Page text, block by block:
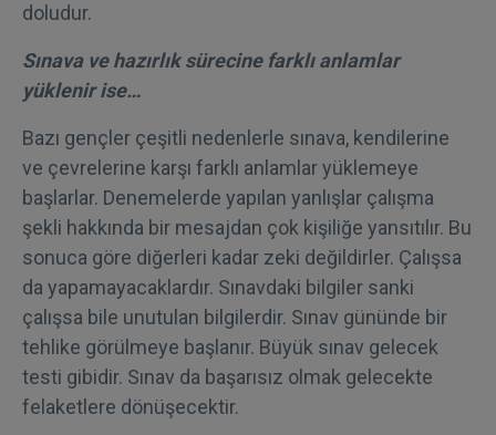
doludur.
Sınava ve hazırlık sürecine farklı anlamlar
yüklenir ise…
Bazı gençler çeşitli nedenlerle sınava, kendilerine
ve çevrelerine karşı farklı anlamlar yüklemeye
başlarlar. Denemelerde yapılan yanlışlar çalışma
şekli hakkında bir mesajdan çok kişiliğe yansıtılır. Bu
sonuca göre diğerleri kadar zeki değildirler. Çalışsa
da yapamayacaklardır. Sınavdaki bilgiler sanki
çalışsa bile unutulan bilgilerdir. Sınav gününde bir
tehlike görülmeye başlanır. Büyük sınav gelecek
testi gibidir. Sınav da başarısız olmak gelecekte
felaketlere dönüşecektir.